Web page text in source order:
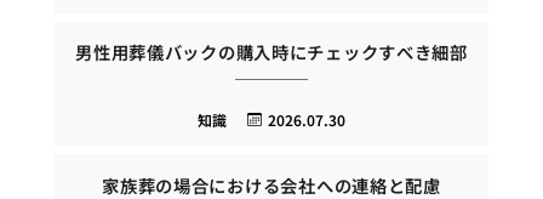
男性用葬儀バックの購入時にチェックすべき細部
2026.07.30
知識
家族葬の場合における会社への連絡と配慮